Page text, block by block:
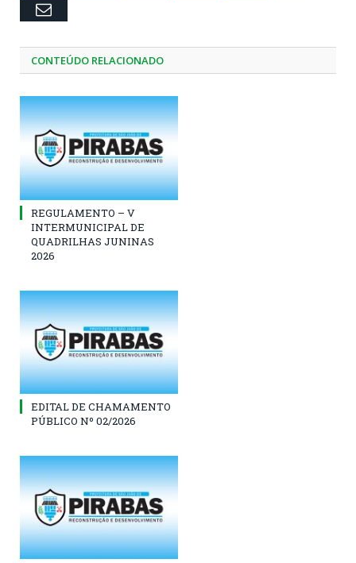
Email
CONTEÚDO RELACIONADO
REGULAMENTO – V
INTERMUNICIPAL DE
QUADRILHAS JUNINAS
2026
EDITAL DE CHAMAMENTO
PÚBLICO Nº 02/2026